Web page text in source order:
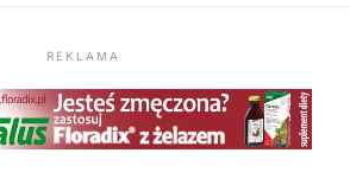
REKLAMA